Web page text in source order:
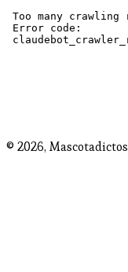
© 2026, Mascotadictos